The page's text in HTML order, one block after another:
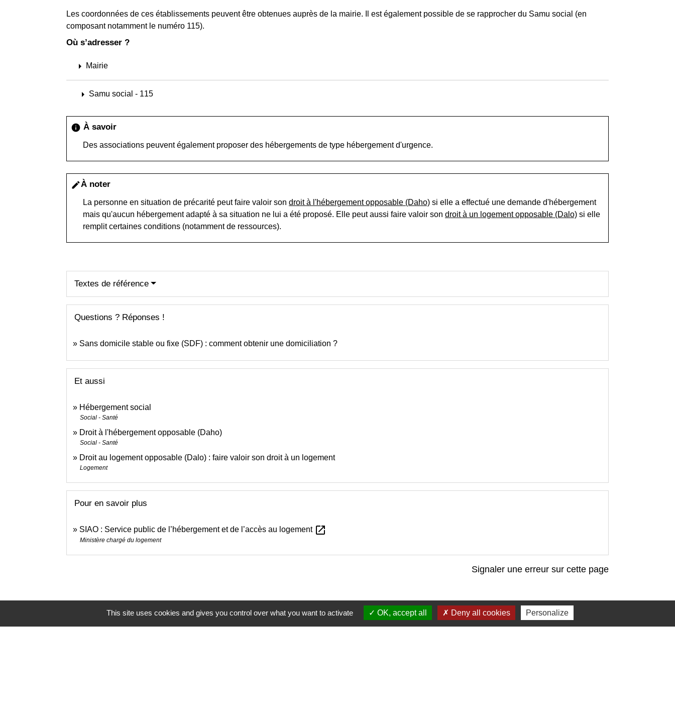
Les coordonnées de ces établissements peuvent être obtenues auprès de la mairie. Il est également possible de se rapprocher du Samu social (en
composant notamment le numéro 115).
Où s’adresser ?
arrow_right Mairie
arrow_right Samu social - 115
info À savoir
Des associations peuvent également proposer des hébergements de type hébergement d'urgence.
editÀ noter
La personne en situation de précarité peut faire valoir son droit à l'hébergement opposable (Daho) si elle a effectué une demande d'hébergement
mais qu'aucun hébergement adapté à sa situation ne lui a été proposé. Elle peut aussi faire valoir son droit à un logement opposable (Dalo) si elle
remplit certaines conditions (notamment de ressources).
Textes de référence
Questions ? Réponses !
Sans domicile stable ou fixe (SDF) : comment obtenir une domiciliation ?
Et aussi
Hébergement social
Social - Santé
Droit à l'hébergement opposable (Daho)
Social - Santé
Droit au logement opposable (Dalo) : faire valoir son droit à un logement
Logement
Pour en savoir plus
SIAO : Service public de l’hébergement et de l’accès au logement open_in_new
Ministère chargé du logement
Signaler une erreur sur cette page
This site uses cookies and gives you control over what you want to activate OK, accept all Deny all cookies Personalize